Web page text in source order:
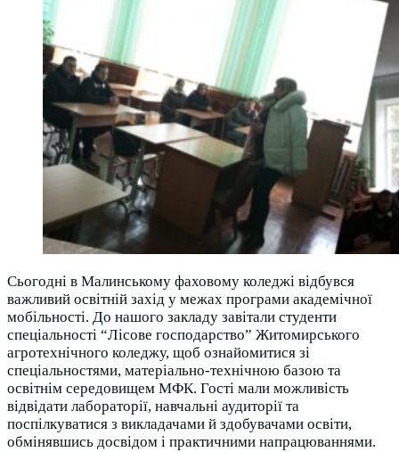
Сьогодні в Малинському фаховому коледжі відбувся
важливий освітній захід у межах програми академічної
мобільності. До нашого закладу завітали студенти
спеціальності “Лісове господарство” Житомирського
агротехнічного коледжу, щоб ознайомитися зі
спеціальностями, матеріально-технічною базою та
освітнім середовищем МФК. Гості мали можливість
відвідати лабораторії, навчальні аудиторії та
поспілкуватися з викладачами й здобувачами освіти,
обмінявшись досвідом і практичними напрацюваннями.